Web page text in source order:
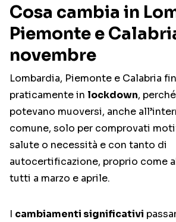
Cosa cambia in
Piemonte e
novembre
Lombardia, Piemonte e Calabria
praticamente in lockdown,
potevano muoversi, anche
comune, solo per comprovati
salute o necessità e con tanto di
autocertificazione, proprio come
tutti a marzo e aprile.
I cambiamenti significativi